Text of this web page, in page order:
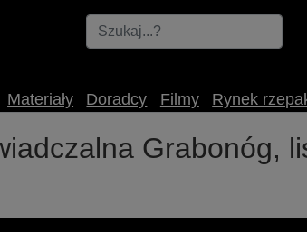
Materiały Doradcy Filmy Rynek
Grabonóg,